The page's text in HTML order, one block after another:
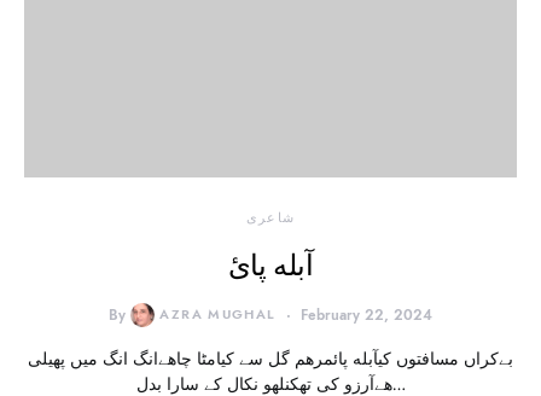
شاعری
آبله پائ
By AZRA MUGHAL February 22, 2024
بےکراں مسافتوں کیآبله پائمرهم گل سے کیامٹا چاهےانگ انگ میں پهیلی
هےآرزو کی تھکنلهو نکال کے سارا بدل…